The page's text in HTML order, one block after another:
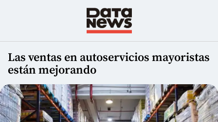
Las ventas en autoservicios mayoristas
están mejorando